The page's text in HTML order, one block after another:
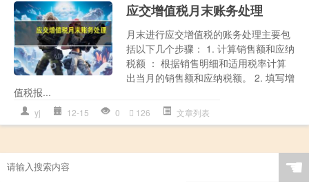
应交增值税月末账务处理
月末进行应交增值税的账务处理主要包
括以下几个步骤： 1. 计算销售额和应纳
税额 ： 根据销售明细和适用税率计算
出当月的销售额和应纳税额。 2. 填写增
值税报...
yj 12-15 0 126 文章列表
☚